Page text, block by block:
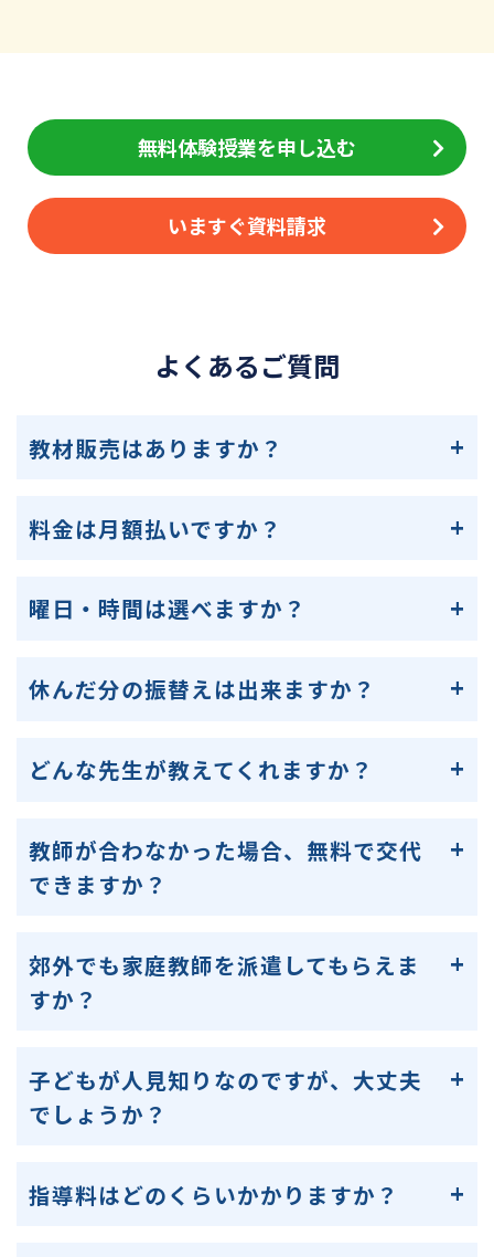
無料体験授業を申し込む
いますぐ資料請求
よくあるご質問
教材販売はありますか？
料金は月額払いですか？
曜日・時間は選べますか？
休んだ分の振替えは出来ますか？
どんな先生が教えてくれますか？
教師が合わなかった場合、無料で交代
できますか？
郊外でも家庭教師を派遣してもらえま
すか？
子どもが人見知りなのですが、大丈夫
でしょうか？
指導料はどのくらいかかりますか？